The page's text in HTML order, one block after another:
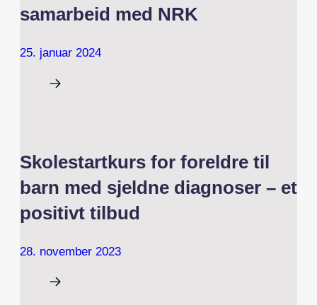
samarbeid med NRK
25. januar 2024
Skolestartkurs for foreldre til
barn med sjeldne diagnoser – et
positivt tilbud
28. november 2023